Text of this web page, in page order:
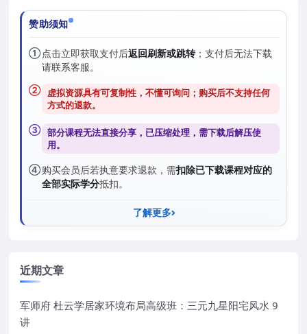
赞助须知
① 点击立即获取支付后返回刷新或跳转；支付后无法下载
请联系客服。
② 虚拟资源具有可复制性，不懂可询问；购买后不支持任何
方式的退款。
③ 部分课程无法直接分享，已压缩处理，需下载后解压使
用。
④购买会员后若执意要求退款，需扣除已下载课程对应的
全部实际学分抵扣。
了解更多
近期文章
军师府 杜云学居家环境布局高级班：三元九星阳宅风水 9
讲